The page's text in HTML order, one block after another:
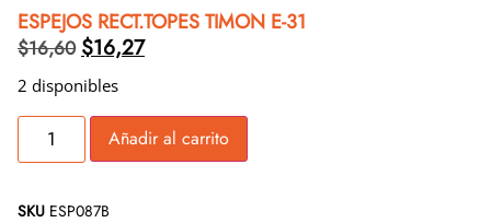
ESPEJOS RECT.TOPES TIMON E-31
$16,60 $16,27
2 disponibles
Añadir al carrito
SKU ESP087B